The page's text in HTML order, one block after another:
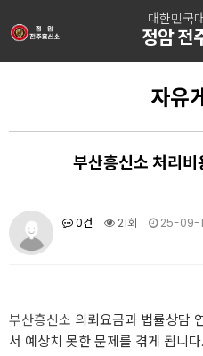
대한민국
정암 전
자유
부산흥신소 처리
0건 21회 25-09-
부산흥신소 의뢰요금과 법률상담
서 예상치 못한 문제를 겪게 됩니